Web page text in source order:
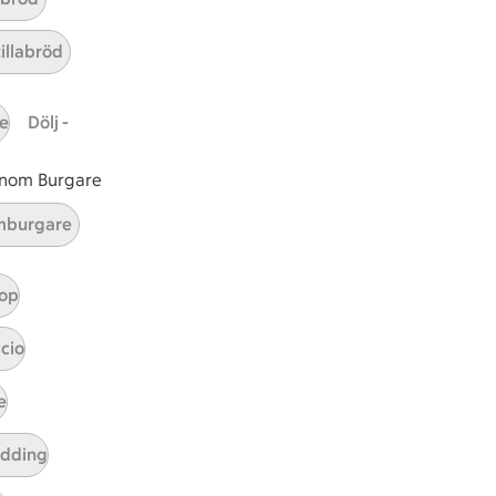
Dölj -
Burgare
3 kommentarer
tillaga
har Medel svårighetsgrad